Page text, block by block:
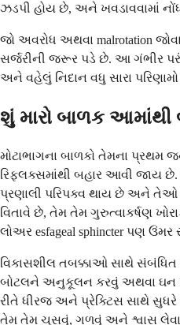
ઝડપી હોય છે, અને ખવડાવવામાં
જો અવરોધ અથવા malrotation
સર્જરીની જરૂર પડે છે. આ ગંભીર
અને વહેલું નિદાન વધુ સારા
શું મારો બાળક
મોટાભાગના બાળકો તેમના પ્રથમ
રિફ્લક્સમાંથી બહાર આવી જાય
પ્રણાલી પરિપક્વ થાય છે અને તેઓ
વિતાવે છે, તેમ તેમ ગુરુત્વાકર્ષણ
લોઅર esfageal sphincter પણ
વિકાસશીલ તબક્કાઓ સાથે
બોટલને અનુકૂલન કરવું અથવા ઘન
રીતે ધીરજ અને પ્રેક્ટિસ સાથે
તેમ તેમ ચૂસવું, ગળવું અને શ્વાસ